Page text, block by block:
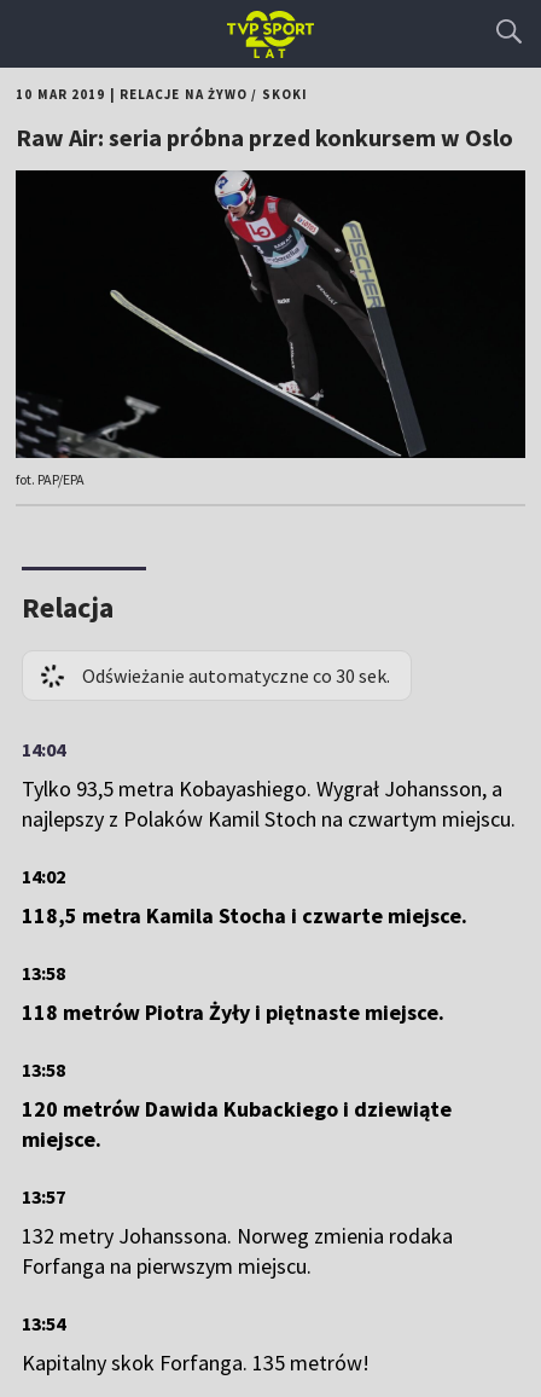
10 MAR 2019 RELACJE NA ŻYWO / SKOKI
Raw Air: seria próbna przed konkursem w Oslo
fot. PAP/EPA
Relacja
Odświeżanie automatyczne co 30 sek.
14:04
Tylko 93,5 metra Kobayashiego. Wygrał Johansson, a
najlepszy z Polaków Kamil Stoch na czwartym miejscu.
14:02
118,5 metra Kamila Stocha i czwarte miejsce.
13:58
118 metrów Piotra Żyły i piętnaste miejsce.
13:58
120 metrów Dawida Kubackiego i dziewiąte
miejsce.
13:57
132 metry Johanssona. Norweg zmienia rodaka
Forfanga na pierwszym miejscu.
13:54
Kapitalny skok Forfanga. 135 metrów!